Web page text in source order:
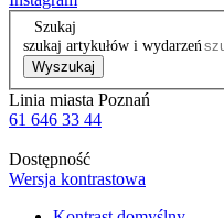
Szukaj
szukaj artykułów i wydarzeń
Wyszukaj
Linia miasta Poznań
61 646 33 44
Dostępność
Wersja kontrastowa